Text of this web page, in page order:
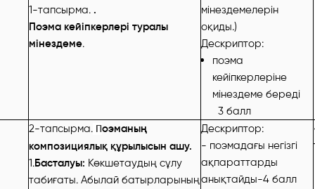
1-тапсырма. .
Поэма кейіпкерлері туралы
мінездеме.
мінездемелерін
оқиды.)
Дескриптор:
поэма
кейіпкерлеріне
мінездеме береді
3 балл
2-тапсырма. Поэманың
композициялық құрылысын ашу.
1.Басталуы: Көкшетаудың сұлу
табиғаты. Абылай батырларының
Дескриптор:
- поэмадағы негізгі
ақпараттарды
анықтайды-4 балл